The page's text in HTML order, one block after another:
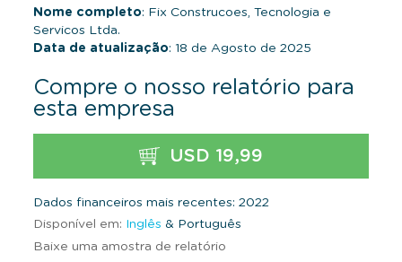
Nome completo: Fix Construcoes, Tecnologia e
Servicos Ltda.
Data de atualização: 18 de Agosto de 2025
Compre o nosso relatório para
esta empresa
USD 19,99
Dados financeiros mais recentes: 2022
Disponível em: Inglês & Português
Baixe uma amostra de relatório